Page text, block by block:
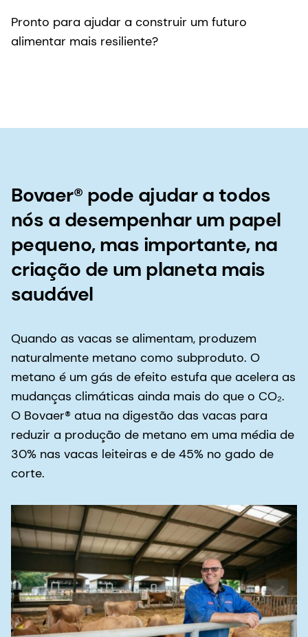
Pronto para ajudar a construir um futuro
alimentar mais resiliente?
Bovaer® pode ajudar a todos
nós a desempenhar um papel
pequeno, mas importante, na
criação de um planeta mais
saudável
Quando as vacas se alimentam, produzem
naturalmente metano como subproduto. O
metano é um gás de efeito estufa que acelera as
mudanças climáticas ainda mais do que o CO₂.
O Bovaer® atua na digestão das vacas para
reduzir a produção de metano em uma média de
30% nas vacas leiteiras e de 45% no gado de
corte.